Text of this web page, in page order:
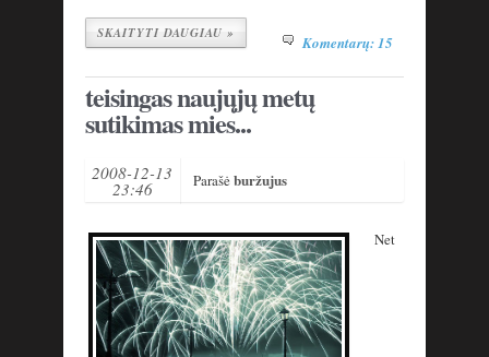
SKAITYTI DAUGIAU » Komentarų: 15
teisingas naujųjų metų
sutikimas mies...
2008-12-13
23:46 Parašėburžujus
Net